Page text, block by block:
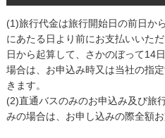
(1)旅行代金は旅行開始日の前日か
にあたる日より前にお支払いいた
日から起算して、さかのぼって14
場合は、お申込み時又は当社の指
きます。
(2)直通バスのみのお申込み及び旅
みの場合は、お申し込みの際全額お